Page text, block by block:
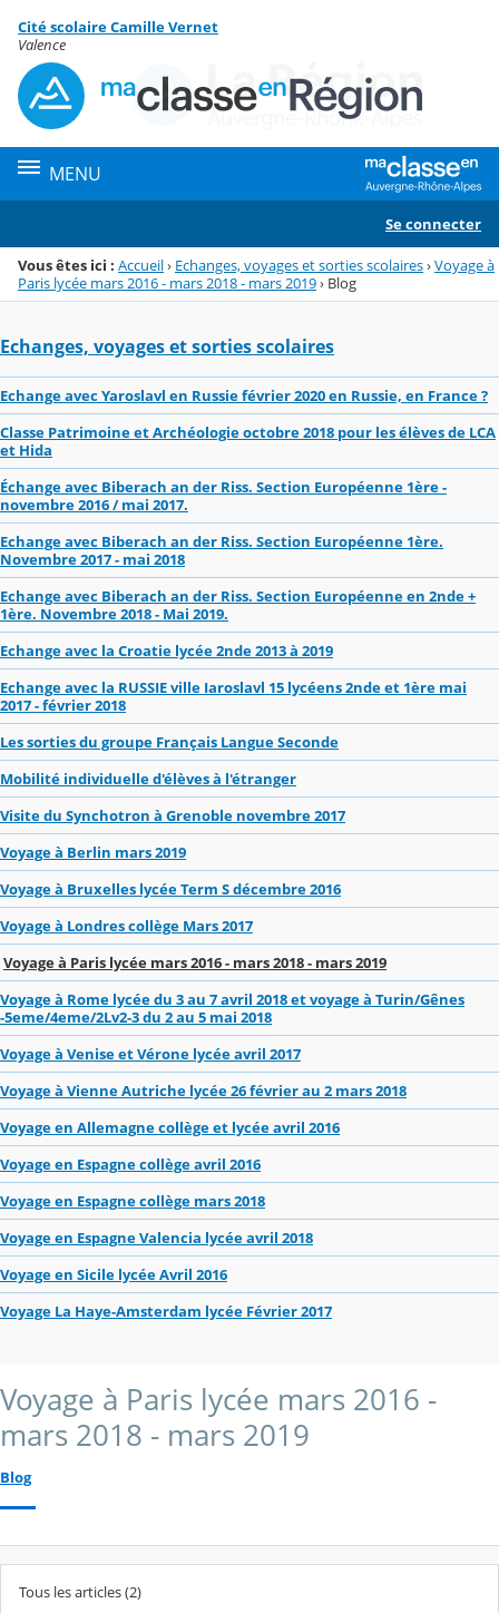
Menu de la rubrique
Contenu
Cité scolaire Camille Vernet
Valence
MENU
Se connecter
Vous êtes ici : Accueil› Echanges, voyages et sorties scolaires›Voyage à
Paris lycée mars 2016 - mars 2018 - mars 2019› Blog
Echanges, voyages et sorties scolaires
Echange avec Yaroslavl en Russie février 2020 en Russie, en France ?
Classe Patrimoine et Archéologie octobre 2018 pour les élèves de LCA
et Hida
Échange avec Biberach an der Riss. Section Européenne 1ère -
novembre 2016 / mai 2017.
Echange avec Biberach an der Riss. Section Européenne 1ère.
Novembre 2017 - mai 2018
Echange avec Biberach an der Riss. Section Européenne en 2nde +
1ère. Novembre 2018 - Mai 2019.
Echange avec la Croatie lycée 2nde 2013 à 2019
Echange avec la RUSSIE ville Iaroslavl 15 lycéens 2nde et 1ère mai
2017 - février 2018
Les sorties du groupe Français Langue Seconde
Mobilité individuelle d'élèves à l'étranger
Visite du Synchotron à Grenoble novembre 2017
Voyage à Berlin mars 2019
Voyage à Bruxelles lycée Term S décembre 2016
Voyage à Londres collège Mars 2017
Voyage à Paris lycée mars 2016 - mars 2018 - mars 2019
Voyage à Rome lycée du 3 au 7 avril 2018 et voyage à Turin/Gênes
-5eme/4eme/2Lv2-3 du 2 au 5 mai 2018
Voyage à Venise et Vérone lycée avril 2017
Voyage à Vienne Autriche lycée 26 février au 2 mars 2018
Voyage en Allemagne collège et lycée avril 2016
Voyage en Espagne collège avril 2016
Voyage en Espagne collège mars 2018
Voyage en Espagne Valencia lycée avril 2018
Voyage en Sicile lycée Avril 2016
Voyage La Haye-Amsterdam lycée Février 2017
Voyage à Paris lycée mars 2016 -
mars 2018 - mars 2019
Blog
Tous les articles (2)